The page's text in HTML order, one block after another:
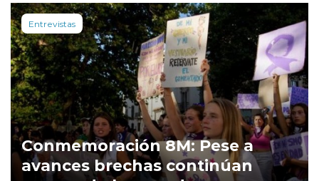
Entrevistas
Conmemoración 8M: Pese a
avances brechas continúan